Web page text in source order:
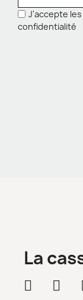
J'accepte
confidentialité
La